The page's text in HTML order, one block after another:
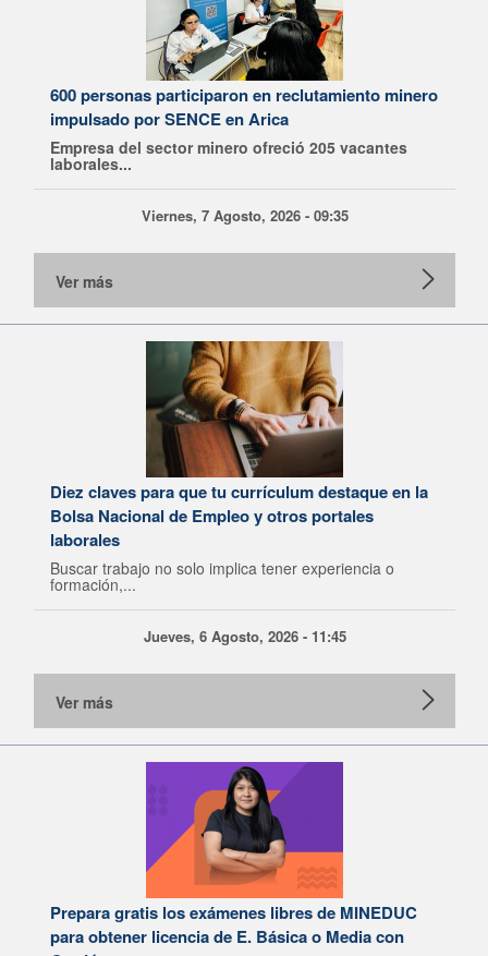
600 personas participaron en reclutamiento minero
impulsado por SENCE en Arica
Empresa del sector minero ofreció 205 vacantes
laborales...
Viernes, 7 Agosto, 2026 - 09:35
Ver más
Diez claves para que tu currículum destaque en la
Bolsa Nacional de Empleo y otros portales
laborales
Buscar trabajo no solo implica tener experiencia o
formación,...
Jueves, 6 Agosto, 2026 - 11:45
Ver más
Prepara gratis los exámenes libres de MINEDUC
para obtener licencia de E. Básica o Media con